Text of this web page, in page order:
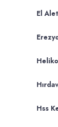
El
Hss